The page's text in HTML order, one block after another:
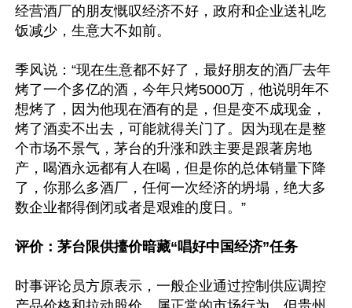
经营酒厂的朋友慨叹经济不好，政府和企业送礼吃
饭减少，生意大不如前。
季风说：“现在生意都不好了，最好朋友的酒厂去年
烤了一个多亿的酒，今年只烤5000万，他说明年不
想烤了，因为他现在酒有的是，但是变不成现金，
烤了酒卖不出去，可能就得关门了。因为现在是整
个市场不景气，茅台的升涨和跌主要是跟著房地
产，喝酒永远都有人在喝，但是你的总体销量下降
了，你那么多酒厂，任何一次经济的坍塌，绝大多
数企业都得倒闭或者是艰难的度日。”
评价：茅台限供擡价暗藏“唱好中国经济”任务
时事评论员方原表示，一般企业通过控制供应调控